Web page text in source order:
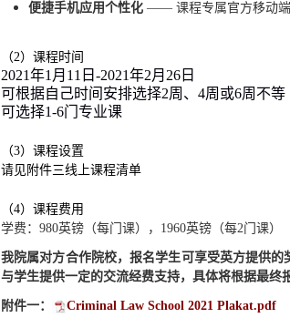
便捷手机应用个性化 —— 课程专属官方移动端
（2）课程时间
2021年1月11日-2021年2月26日
可根据自己时间安排选择2周、4周或6周不等
可选择1-6门专业课
（3）课程设置
请见附件三线上课程清单
（4）课程费用
学费： 980英镑（每门课）， 1960英镑（每2门课）
我院属对方合作院校，报名学生可享受英方提供的
与学生提供一定的交流经费支持，具体将根据最终
附件一： Criminal Law School 2021 Plakat.pdf